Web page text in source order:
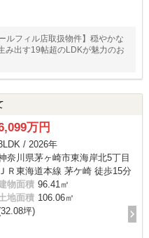
ルフィル店取扱物件】穏やかな
み出す19帖超のLDKが魅力のお
万円
/ 2026年
奈川県茅ヶ崎市東海岸北5丁目
ＪＲ東海道本線 茅ケ崎 徒歩15分
物面積 96.41㎡
地面積 106.06㎡
坪)